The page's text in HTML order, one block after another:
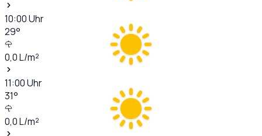
10:00Uhr
29°
0,0L/m²
11:00Uhr
31°
0,0L/m²